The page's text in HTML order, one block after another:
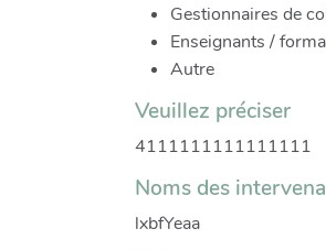
Gestionnaires de
Enseignants /
Autre
Veuillez préciser
4111111111111111
Noms des
lxbfYeaa